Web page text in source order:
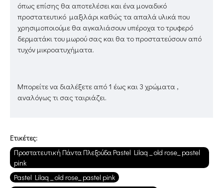
όπως επίσης θα αποτελέσει και ένα μοναδικό
προστατευτικό μαξιλάρι καθώς τα απαλά υλικά που
χρησιμοποιούμε θα αγκαλιάσουν υπέροχα το τρυφερό
δερματάκι του μωρού σας και θα το προστατεύσουν από
τυχόν μικροατυχήματα.
Μπορείτε να διαλέξετε από 1 έως και 3 χρώματα ,
αναλόγως τι σας ταιριάζει.
Ετικέτες:
Προστατευτική Πάντα Πλεξούδα Pastel Lilaq _ old rose_ pastel
pink
Pastel Lilaq _ old rose_ pastel pink